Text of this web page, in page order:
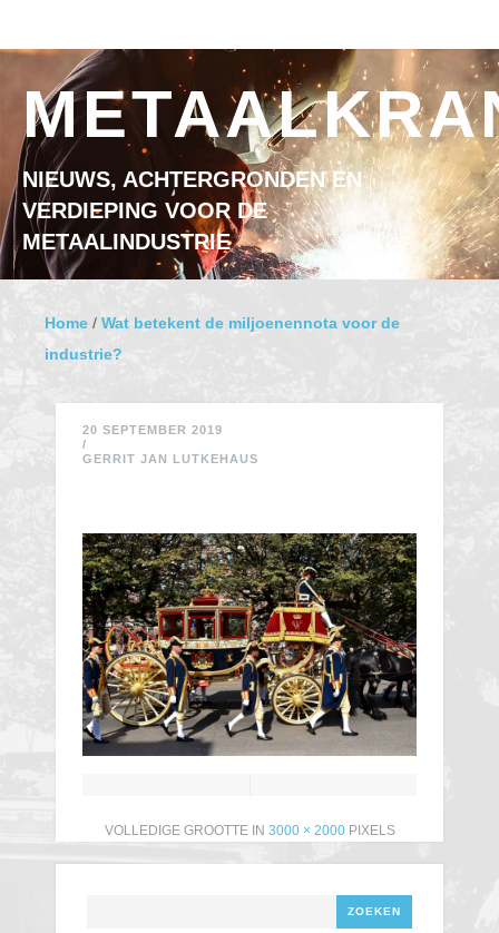
NIEUWS, ACHTERGRONDEN EN
VERDIEPING VOOR DE
METAALINDUSTRIE
Home / Wat betekent de miljoenennota voor de
industrie?
20 SEPTEMBER 2019
/
GERRIT JAN LUTKEHAUS
VOLLEDIGE GROOTTE IN 3000 × 2000PIXELS